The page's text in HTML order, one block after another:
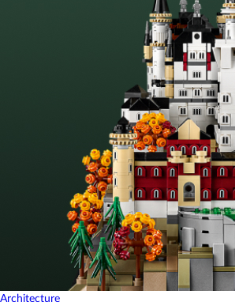
Architecture